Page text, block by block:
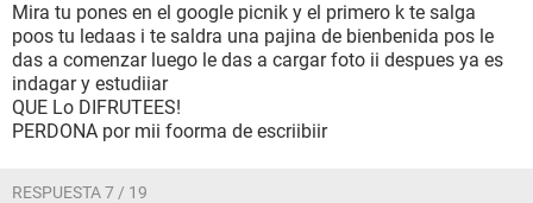
Mira tu pones en el google picnik y el primero k te salga
poos tu ledaas i te saldra una pajina de bienbenida pos le
das a comenzar luego le das a cargar foto ii despues ya es
indagar y estudiiar
QUE Lo DIFRUTEES!
PERDONA por mii foorma de escriibiir
RESPUESTA 7 / 19